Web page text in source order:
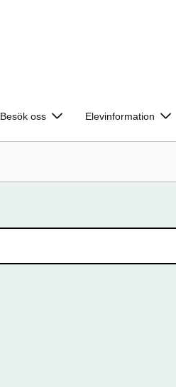
Besök oss Elevinformation